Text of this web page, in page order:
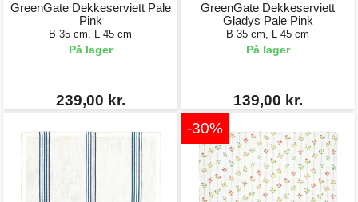
GreenGate Dekkeserviett Pale
Pink
B 35 cm, L 45 cm
På lager
239,00 kr.
GreenGate Dekkeserviett
Gladys Pale Pink
B 35 cm, L 45 cm
På lager
139,00 kr.
-30%